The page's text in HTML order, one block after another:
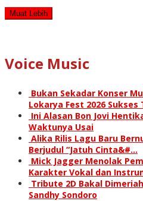
Muat Lebih
Voice Music
Bukan Sekadar Konser
Lokarya Fest 2026 Sukses
Ini Alasan Bon Jovi
Waktunya Usai
Alika Rilis Lagu Baru
Berjudul “Jatuh Cinta&#…
Mick Jagger Menolak
Karakter Vokal dan
Tribute 2D Bakal
Sandhy Sondoro